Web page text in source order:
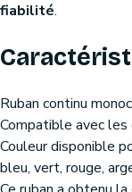
fiabilité.
Ruban continu
Compatible avec
Couleur disponible
bleu, vert, rouge,